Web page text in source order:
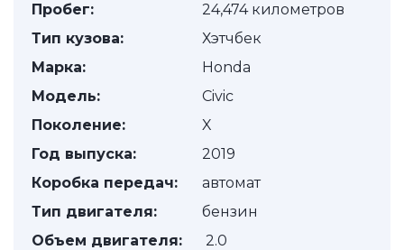
Пробег:
24,474 километров
Тип кузова:
Хэтчбек
Марка:
Honda
Модель:
Civic
Поколение:
X
Год выпуска:
2019
Коробка передач:
автомат
Тип двигателя:
бензин
Объем двигателя:
2.0